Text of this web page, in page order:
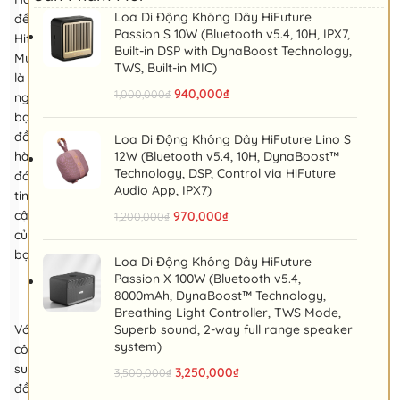
để
Hifuture
MusicBox
là
người
bạn
đồng
hành
đáng
tin
cậy
của
bạn!
Với
công
suất
đầu
Loa Di Động Không Dây HiFuture
Passion S 10W (Bluetooth v5.4, 10H, IPX7,
Built-in DSP with DynaBoost Technology,
TWS, Built-in MIC)
1,000,000₫ 940,000₫
Loa Di Động Không Dây HiFuture Lino S
12W (Bluetooth v5.4, 10H, DynaBoost™
Technology, DSP, Control via HiFuture
Audio App, IPX7)
1,200,000₫ 970,000₫
Loa Di Động Không Dây HiFuture
Passion X 100W (Bluetooth v5.4,
8000mAh, DynaBoost™ Technology,
Breathing Light Controller, TWS Mode,
Superb sound, 2-way full range speaker
system)
3,500,000₫ 3,250,000₫